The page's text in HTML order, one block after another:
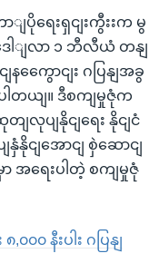
ျပိုရေးရှငျးကွီးးက မွ
ဒေါျလာ ၁ ဘီလီယံ တနျ
ကွေောငျး ဂပြနျအခွ
ါတယျ။ ဒီစကျမှုဇုံက
ပျနိုငျရေး နိုငျငံ
နိုငျအောငျ စှဲဆောငျ
ာ အရေးပါတဲ့ စကျမှုဇုံ
၀၀ နီးပါး ဂပြနျ